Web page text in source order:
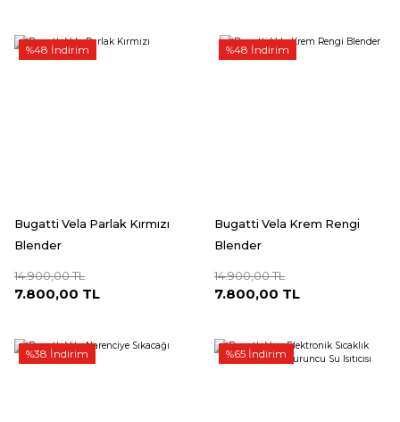
%48 İndirim
Bugatti Vela Parlak Kırmızı
Blender
14.900,00 TL
7.800,00 TL
%48 İndirim
Bugatti Vela Krem Rengi
Blender
14.900,00 TL
7.800,00 TL
%38 İndirim %65 İndirim